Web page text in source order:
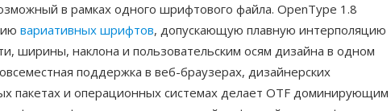
в рамках одного шрифтового файла. OpenType 1.8
вариативных шрифтов, допускающую плавную интерполяцию
ширины, наклона и пользовательским осям дизайна в одном
поддержка в веб-браузерах, дизайнерских
пакетах и операционных системах делает OTF доминирующим